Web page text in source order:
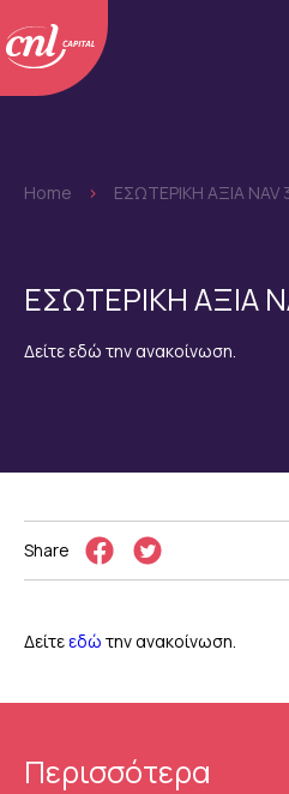
Home > ΕΣΩΤΕΡΙΚΗ ΑΞΙΑ NAV
ΕΣΩΤΕΡΙΚΗ ΑΞΙΑ
Δείτε εδώ την ανακοίνωση.
Share
Δείτεεδώ την ανακοίνωση.
Περισσότερα